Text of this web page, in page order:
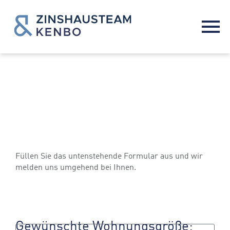
Füllen Sie das untenstehende Formular aus und wir
melden uns umgehend bei Ihnen.
Gewünschte Wohnungsgröße: